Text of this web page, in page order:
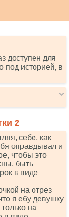
доступен для
под историей, в
2
себе, как
оправдывал и
чтобы это
быть
в виде
на отрез
я ебу девушку
на